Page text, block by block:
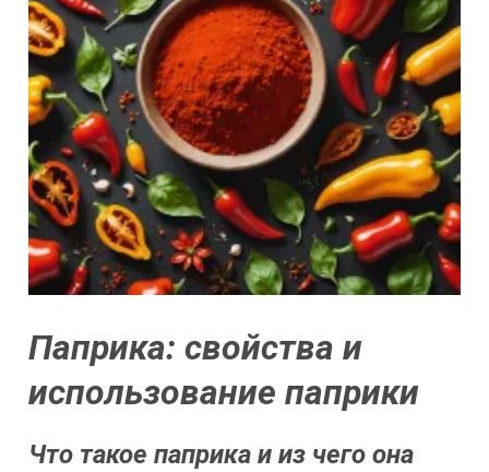
Паприка: свойства и
использование паприки
Что такое паприка и из чего она